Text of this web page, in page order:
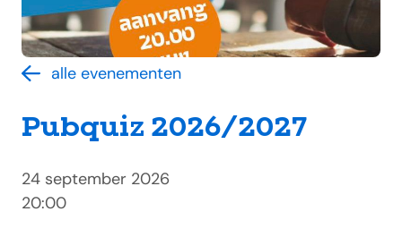
alle evenementen
Pubquiz 2026/2027
24 september 2026
20:00